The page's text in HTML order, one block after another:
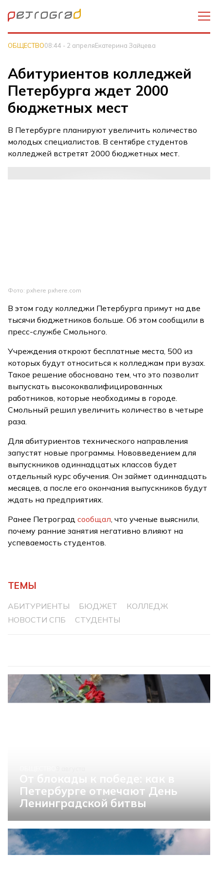
ОБЩЕСТВО08:44 - 2 апреляЕкатерина Зайцева
Абитуриентов колледжей
Петербурга ждет 2000
бюджетных мест
В Петербурге планируют увеличить количество
молодых специалистов. В сентябре студентов
колледжей встретят 2000 бюджетных мест.
Фото: pxhere pxhere.com
В этом году колледжи Петербурга примут на две
тысячи бюджетников больше. Об этом сообщили в
пресс-службе Смольного.
Учреждения откроют бесплатные места, 500 из
которых будут относиться к колледжам при вузах.
Такое решение обосновано тем, что это позволит
выпускать высококвалифицированных
работников, которые необходимы в городе.
Смольный решил увеличить количество в четыре
раза.
Для абитуриентов технического направления
запустят новые программы. Нововведением для
выпускников одиннадцатых классов будет
отдельный курс обучения. Он займет одиннадцать
месяцев, а после его окончания выпускников будут
ждать на предприятиях.
Ранее Петроградсообщал , что ученые выяснили,
почему ранние занятия негативно влияют на
успеваемость студентов.
ТЕМЫ
АБИТУРИЕНТЫ БЮДЖЕТ
КОЛЛЕДЖ
НОВОСТИ СПБ
СТУДЕНТЫ
Петербурге отмечают День
Ленинградской битвы